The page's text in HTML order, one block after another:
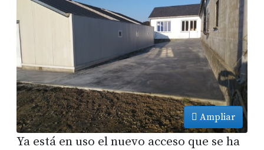
Ampliar
Ya está en uso el nuevo acceso que se ha